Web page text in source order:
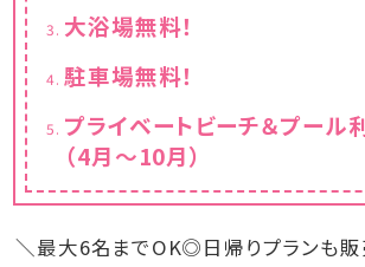
チェキ専用フィルムチェキ専用フィ
大浴場無料！
駐車場無料！
プライベートビーチ＆プール
（4月～10月）
＼最大6名までOK◎日帰りプランも販